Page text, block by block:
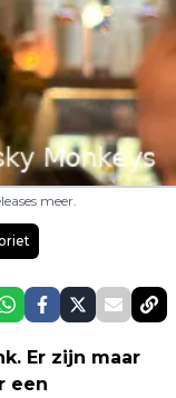
meer.
Er zijn maar
een